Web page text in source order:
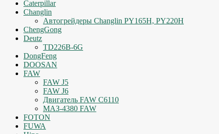
Caterpillar
Changlin
Автогрейдеры Changlin PY165H, PY220H
ChengGong
Deutz
TD226B-6G
DongFeng
DOOSAN
FAW
FAW J5
FAW J6
Двигатель FAW C6110
МАЗ-4380 FAW
FOTON
FUWA